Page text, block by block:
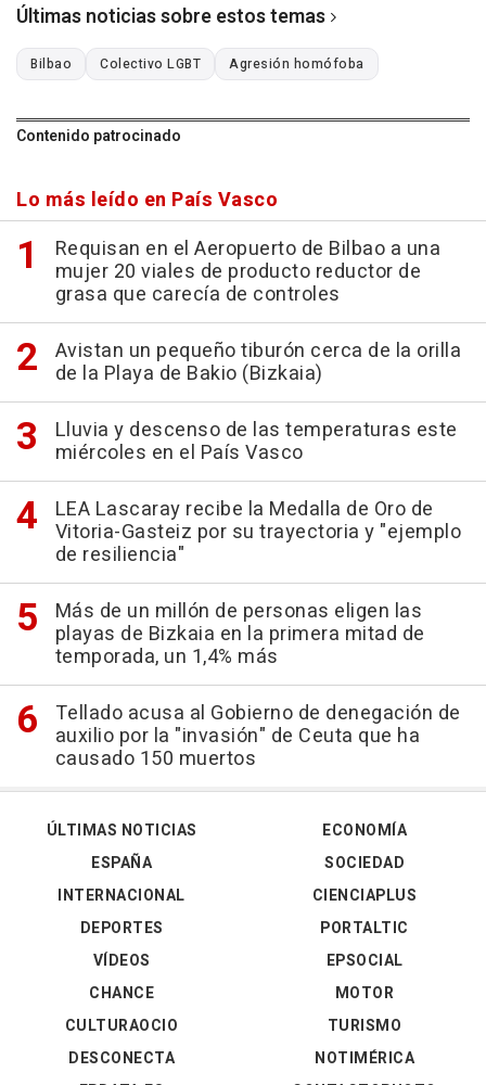
Últimas noticias sobre estos temas
Bilbao Colectivo LGBT Agresión homófoba
Contenido patrocinado
Lo más leído en País Vasco
Requisan en el Aeropuerto de Bilbao a una
mujer 20 viales de producto reductor de
grasa que carecía de controles
Avistan un pequeño tiburón cerca de la orilla
de la Playa de Bakio (Bizkaia)
Lluvia y descenso de las temperaturas este
miércoles en el País Vasco
LEA Lascaray recibe la Medalla de Oro de
Vitoria-Gasteiz por su trayectoria y "ejemplo
de resiliencia"
Más de un millón de personas eligen las
playas de Bizkaia en la primera mitad de
temporada, un 1,4% más
Tellado acusa al Gobierno de denegación de
auxilio por la "invasión" de Ceuta que ha
causado 150 muertos
ÚLTIMAS NOTICIAS
ESPAÑA
INTERNACIONAL
DEPORTES
VÍDEOS
ECONOMÍA
SOCIEDAD
CIENCIAPLUS
PORTALTIC
EPSOCIAL
CHANCE
CULTURAOCIO
DESCONECTA
MOTOR
TURISMO
NOTIMÉRICA